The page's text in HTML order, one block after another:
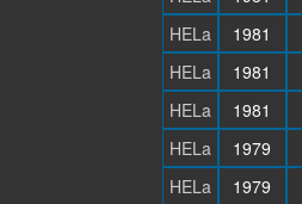
HELa
1981
HELa
1981
HELa
1981
HELa
1979
HELa
1979